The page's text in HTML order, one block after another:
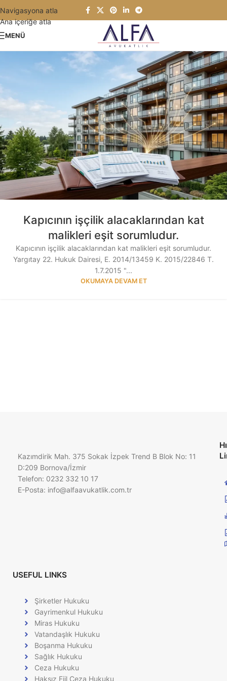
Navigasyona atla
Ana içeriğe atla
MENÜ
Kapıcının işçilik alacaklarından kat
malikleri eşit sorumludur.
Kapıcının işçilik alacaklarından kat malikleri eşit sorumludur.
Yargıtay 22. Hukuk Dairesi, E. 2014/13459 K. 2015/22846 T.
1.7.2015 "...
OKUMAYA DEVAM ET
Kazımdirik Mah. 375 Sokak İzpek Trend B Blok No: 11
D:209 Bornova/İzmir
Telefon: 0232 332 10 17
E-Posta: info@alfaavukatlik.com.tr
USEFUL LINKS
Şirketler Hukuku
Gayrimenkul Hukuku
Miras Hukuku
Vatandaşlık Hukuku
Boşanma Hukuku
Sağlık Hukuku
Ceza Hukuku
Haksız Fiil Ceza Hukuku